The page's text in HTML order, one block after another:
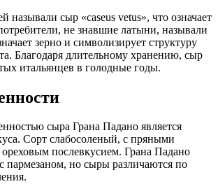
называли сыр «caseus vetus», что означает
не знавшие латыни, называли
зерно и символизирует структуру
Благодаря длительному хранению, сыр
итальянцев в голодные годы.
сыра Грана Падано является
Сорт слабосоленый, с пряными
послевкусием. Грана Падано
пармезаном, но сыры различаются по